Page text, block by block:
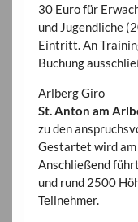
30 Euro für
und Jugendliche
Eintritt. An
Buchung
Arlberg Giro
St. Anton am
zu den
Gestartet wird
Anschließend
und rund 2500
Teilnehmer.